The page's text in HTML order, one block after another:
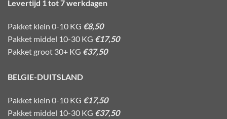
Levertijd 1 tot 7 werkdagen
Pakket klein 0-10 KG €8,50
Pakket middel 10-30 KG €17,50
Pakket groot 30+ KG €37,50
BELGIE-DUITSLAND
Pakket klein 0-10 KG €17,50
Pakket middel 10-30 KG €37,50